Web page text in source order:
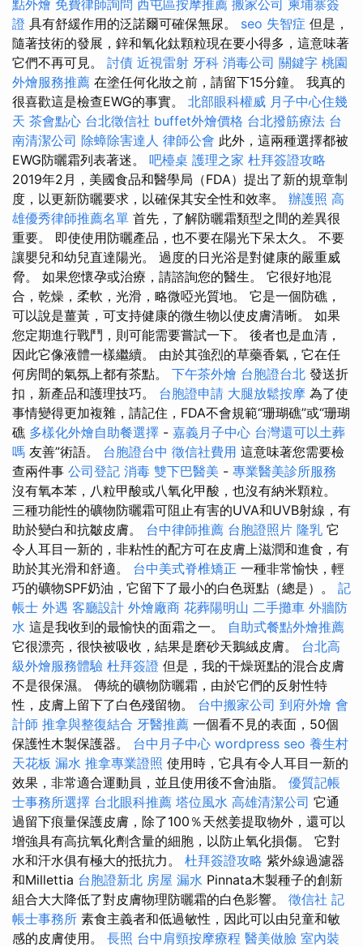
點外燴 免費律師詢問 西屯區按摩推薦 搬家公司 柬埔寨簽
證 具有舒緩作用的泛諾爾可確保無尿。 seo 失智症 但是，
隨著技術的發展，鋅和氧化鈦顆粒現在要小得多，這意味著
它們不再可見。 討債 近視雷射 牙科 消毒公司 關鍵字 桃園
外燴服務推薦 在塗任何化妝之前，請留下15分鐘。 我真的
很喜歡這是檢查EWG的事實。 北部眼科權威 月子中心住幾
天 茶會點心 台北徵信社 buffet外燴價格 台北撥筋療法 台
南清潔公司 除蟑除害達人 律師公會 此外，這兩種選擇都被
EWG防曬霜列表著迷。 吧檯桌 護理之家 杜拜簽證攻略
2019年2月，美國食品和醫學局（FDA）提出了新的規章制
度，以更新防曬要求，以確保其安全性和效率。 辦護照 高
雄優秀律師推薦名單 首先，了解防曬霜類型之間的差異很
重要。 即使使用防曬產品，也不要在陽光下呆太久。 不要
讓嬰兒和幼兒直達陽光。 過度的日光浴是對健康的嚴重威
脅。 如果您懷孕或治療，請諮詢您的醫生。 它很好地混
合，乾燥，柔軟，光滑，略微啞光質地。 它是一個防礁，
可以說是薑黃，可支持健康的微生物以使皮膚清晰。 如果
您定期進行戰鬥，則可能需要嘗試一下。 後者也是血清，
因此它像液體一樣繼續。 由於其強烈的草藥香氣，它在任
何房間的氣氛上都有茶點。 下午茶外燴 台胞證台北 發送折
扣，新產品和護理技巧。 台胞證申請 大腿放鬆按摩 為了使
事情變得更加複雜，請記住，FDA不會規範“珊瑚礁”或“珊瑚
礁 多樣化外燴自助餐選擇 - 嘉義月子中心 台灣還可以土葬
嗎 友善”術語。 台胞證台中 徵信社費用 這意味著您需要檢
查兩件事 公司登記 消毒 雙下巴醫美 - 專業醫美診所服務
沒有氧本苯，八粒甲酸或八氧化甲酸，也沒有納米顆粒。
三種功能性的礦物防曬霜可阻止有害的UVA和UVB射線，有
助於變白和抗皺皮膚。 台中律師推薦 台胞證照片 隆乳 它
令人耳目一新的，非粘性的配方可在皮膚上滋潤和進食，有
助於其光滑和舒適。 台中美式脊椎矯正 一種非常愉快，輕
巧的礦物SPF奶油，它留下了最小的白色斑點（總是）。 記
帳士 外遇 客廳設計 外燴廠商 花葬陽明山 二手攤車 外牆防
水 這是我收到的最愉快的面霜之一。 自助式餐點外燴推薦
它很漂亮，很快被吸收，結果是磨砂天鵝絨皮膚。 台北高
級外燴服務體驗 杜拜簽證 但是，我的干燥斑點的混合皮膚
不是很保濕。 傳統的礦物防曬霜，由於它們的反射性特
性，皮膚上留下了白色殘留物。 台中搬家公司 到府外燴 會
計師 推拿與整復結合 牙醫推薦 一個看不見的表面，50個
保護性木製保護器。 台中月子中心 wordpress seo 養生村
天花板 漏水 推拿專業證照 使用時，它具有令人耳目一新的
效果，非常適合運動員，並且使用後不會油脂。 優質記帳
士事務所選擇 台北眼科推薦 塔位風水 高雄清潔公司 它通
過留下痕量保護皮膚，除了100％天然姜提取物外，還可以
增強具有高抗氧化劑含量的細胞，以防止氧化損傷。 它對
水和汗水俱有極大的抵抗力。 杜拜簽證攻略 紫外線過濾器
和Millettia 台胞證新北 房屋 漏水 Pinnata木製種子的創新
組合大大降低了對皮膚物理防曬霜的白色影響。 徵信社 記
帳士事務所 素食主義者和低過敏性，因此可以由兒童和敏
感的皮膚使用。 長照 台中肩頸按摩療程 醫美做臉 室內裝